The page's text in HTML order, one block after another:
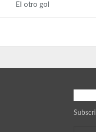
El otro gol